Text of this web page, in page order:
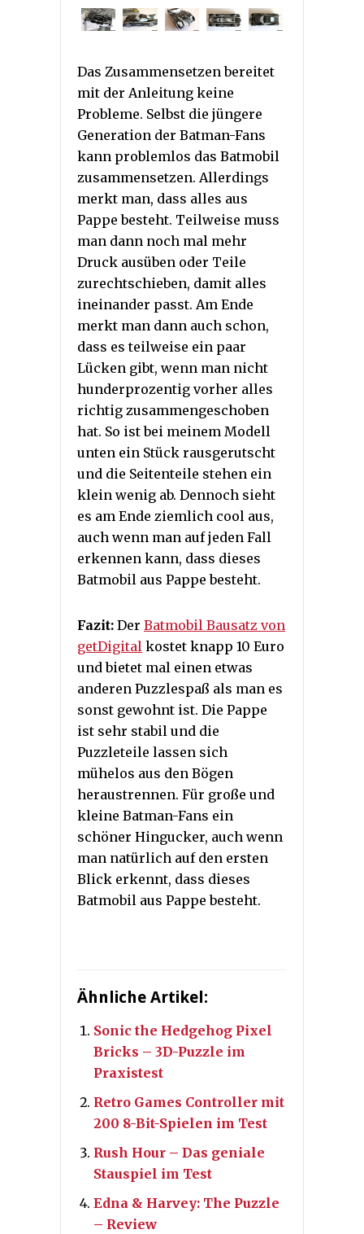
Das Zusammensetzen bereitet
mit der Anleitung keine
Probleme. Selbst die jüngere
Generation der Batman-Fans
kann problemlos das Batmobil
zusammensetzen. Allerdings
merkt man, dass alles aus
Pappe besteht. Teilweise muss
man dann noch mal mehr
Druck ausüben oder Teile
zurechtschieben, damit alles
ineinander passt. Am Ende
merkt man dann auch schon,
dass es teilweise ein paar
Lücken gibt, wenn man nicht
hunderprozentig vorher alles
richtig zusammengeschoben
hat. So ist bei meinem Modell
unten ein Stück rausgerutscht
und die Seitenteile stehen ein
klein wenig ab. Dennoch sieht
es am Ende ziemlich cool aus,
auch wenn man auf jeden Fall
erkennen kann, dass dieses
Batmobil aus Pappe besteht.
Fazit: Der Batmobil Bausatz von
getDigital kostet knapp 10 Euro
und bietet mal einen etwas
anderen Puzzlespaß als man es
sonst gewohnt ist. Die Pappe
ist sehr stabil und die
Puzzleteile lassen sich
mühelos aus den Bögen
heraustrennen. Für große und
kleine Batman-Fans ein
schöner Hingucker, auch wenn
man natürlich auf den ersten
Blick erkennt, dass dieses
Batmobil aus Pappe besteht.
Ähnliche Artikel:
Sonic the Hedgehog Pixel
Bricks – 3D-Puzzle im
Praxistest
Retro Games Controller mit
200 8-Bit-Spielen im Test
Rush Hour – Das geniale
Stauspiel im Test
Edna & Harvey: The Puzzle
– Review